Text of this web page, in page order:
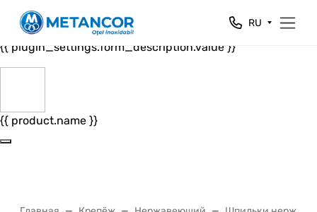
Close
{{ plugin_settings.form_header.value }}
{{ plugin_settings.form_description.value }}
{{ product.name }}
RU